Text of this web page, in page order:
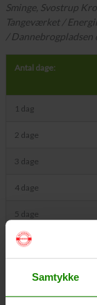
Samtykke
Sminge, Svostrup
Tangeværket /
/ Dannebrogpladsen
Antal dage:
1 dag
2 dage
3 dage
4 dage
5 dage
Priser for ture med